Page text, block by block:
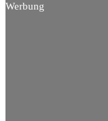
Werbung